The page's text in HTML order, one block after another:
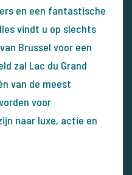
en een fantastische
vindt u op slechts
Brussel voor een
zal Lac du Grand
van de meest
voor
naar luxe, actie en